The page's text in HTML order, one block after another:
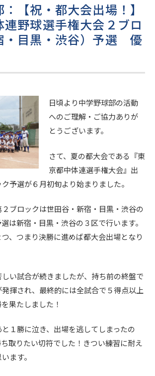
卒業生の
皆様へ
地域の
皆様へ
ついて
個人情報保護方針
いじめ防止基本方針
文化祭 Today’s SEIJO
【祝・都大会出場！】
連野球選手権大会２ブロ
・目黒・渋谷）予選 優
日頃より中学野球部の活動
へのご理解・ご協力ありが
とうございます。
さて、夏の都大会である『東
京都中体連選手権大会』出
予選が６月初旬より始まりました。
ブロックは世田谷・新宿・目黒・渋谷の
は新宿・目黒・渋谷の３区で行います。
、つまり決勝に進めば都大会出場となり
い試合が続きましたが、持ち前の終盤で
揮され、最終的には全試合で５得点以上
果たしました！
１勝に泣き、出場を逃してしまったの
取りたい切符でした！きつい練習に耐え
ます。